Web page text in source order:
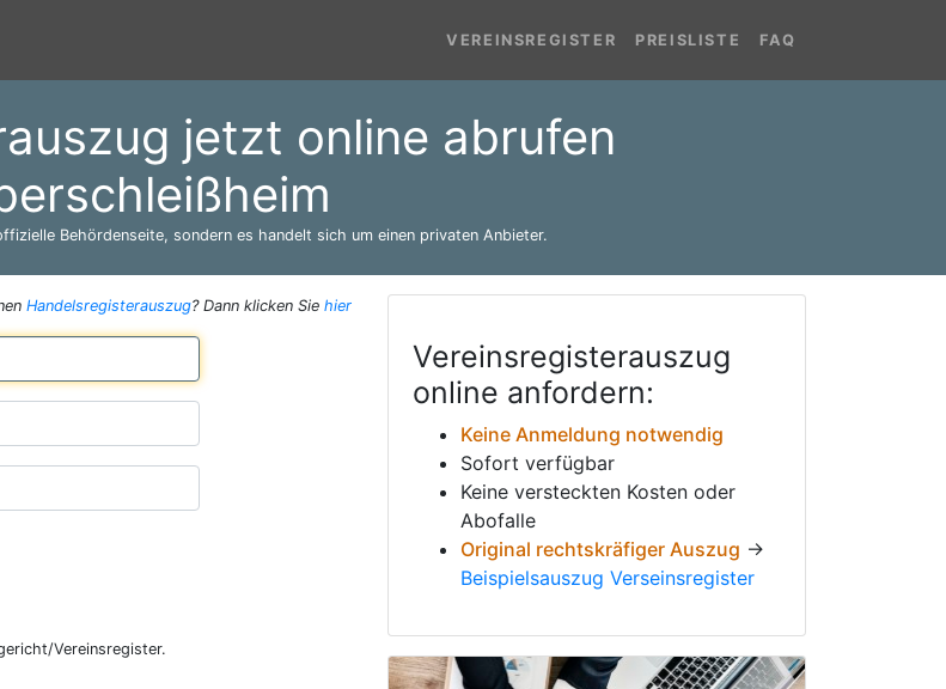
VEREINSREGISTER PREISLISTE FAQ
jetzt online abrufen
Behördenseite, sondern es handelt sich um einen privaten Anbieter.
Handelsregisterauszug? Dann klicken Sie hier
Vereinsregister.
Vereinsregisterauszug
online anfordern:
Keine Anmeldung notwendig
Sofort verfügbar
Keine versteckten Kosten oder
Abofalle
Original rechtskräfiger Auszug →
Beispielsauszug Verseinsregister